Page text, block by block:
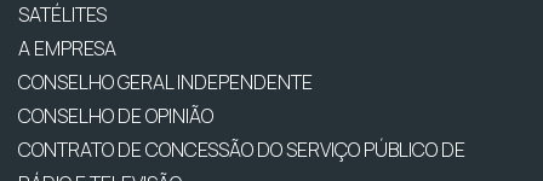
SATÉLITES
A EMPRESA
CONSELHO GERAL INDEPENDENTE
CONSELHO DE OPINIÃO
CONTRATO DE CONCESSÃO DO SERVIÇO PÚBLICO DE